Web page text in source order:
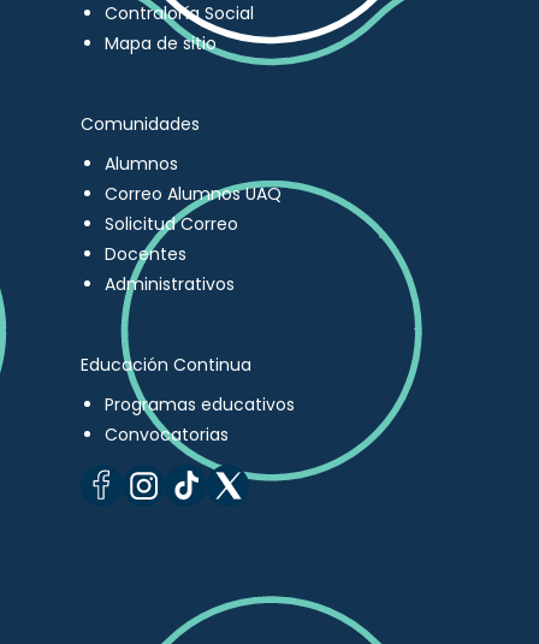
Contraloría Social
Mapa de sitio
Comunidades
Alumnos
Correo Alumnos UAQ
Solicitud Correo
Docentes
Administrativos
Educación Continua
Programas educativos
Convocatorias